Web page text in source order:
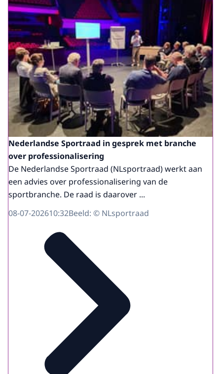
Nederlandse Sportraad in gesprek met branche
over professionalisering
De Nederlandse Sportraad (NLsportraad) werkt aan
een advies over professionalisering van de
sportbranche. De raad is daarover ...
08-07-202610:32Beeld: © NLsportraad